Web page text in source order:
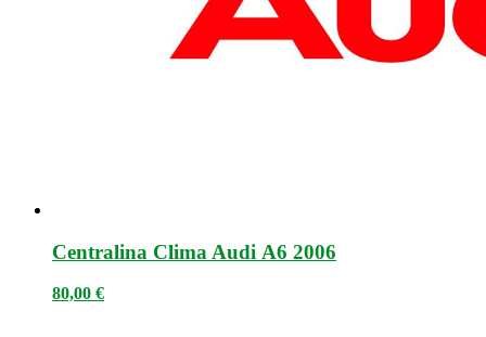
Centralina Clima Audi A6 2006
80,00 €